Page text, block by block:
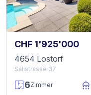
CHF 1'925'000
4654 Lostorf
Sälistrasse 37
6Zimmer